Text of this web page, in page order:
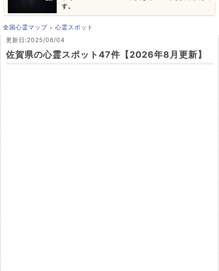
す。
全国心霊マップ
心霊スポット
更新日:2025/06/04
佐賀県の心霊スポット47件【2026年8月更新】